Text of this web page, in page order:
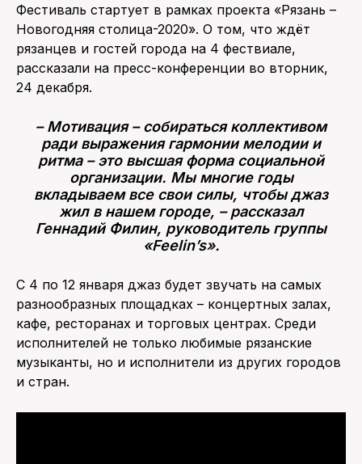
Фестиваль стартует в рамках проекта «Рязань –
Новогодняя столица-2020». О том, что ждёт
рязанцев и гостей города на 4 фествиале,
рассказали на пресс-конференции во вторник,
24 декабря.
– Мотивация – собираться коллективом
ради выражения гармонии мелодии и
ритма – это высшая форма социальной
организации. Мы многие годы
вкладываем все свои силы, чтобы джаз
жил в нашем городе, – рассказал
Геннадий Филин, руководитель группы
«Feelin’s».
С 4 по 12 января джаз будет звучать на самых
разнообразных площадках – концертных залах,
кафе, ресторанах и торговых центрах. Среди
исполнителей не только любимые рязанские
музыканты, но и исполнители из других городов
и стран.